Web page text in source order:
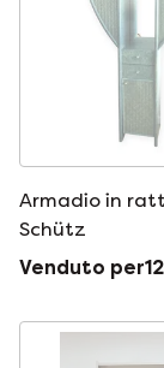
Armadio in
Schütz
Venduto